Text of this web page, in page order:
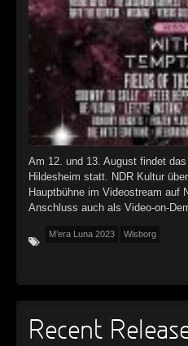
Oberer Totpunkt
► Blutmond
Oberer Totpunkt
► Totentanz
Oberer Totpunkt
► Teufels
Oberer Totpunkt
► Zeit verfliegt
Oberer Totpunkt
► Untergehen
Oberer Totpunkt
► Geisterfahrt
Oberer Totpunkt
Oberer Totpunkt
►
Am 12. und 13. August findet
Hildesheim statt. NDR Kultur
Hauptbühne im Videostream auf
Anschluss auch als Video-on-
M’era Luna 2023 Wisborg
Recent